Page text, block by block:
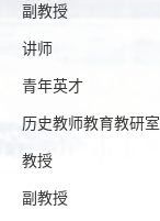
副教授
讲师
青年英才
历史教师教育教研室
教授
副教授